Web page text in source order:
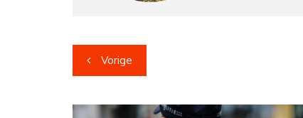
Bericht
navigatie
Vorige